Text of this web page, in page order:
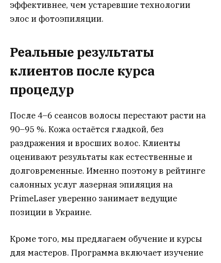
эффективнее, чем устаревшие технологии
элос и фотоэпиляции.
Реальные результаты
клиентов после курса
процедур
После 4–6 сеансов волосы перестают расти на
90–95 %. Кожа остаётся гладкой, без
раздражения и вросших волос. Клиенты
оценивают результаты как естественные и
долговременные. Именно поэтому в рейтинге
салонных услуг лазерная эпиляция на
PrimeLaser уверенно занимает ведущие
позиции в Украине.
Кроме того, мы предлагаем обучение и курсы
для мастеров. Программа включает изучение